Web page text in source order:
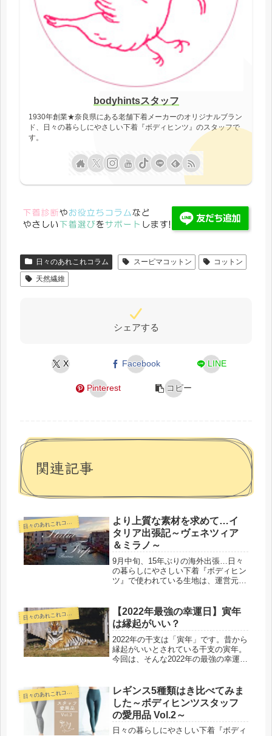
bodyhintsスタッフ
1930年創業★奈良県にある老舗下着メーカーのオリジナルブラン
ド、日々の暮らしにやさしい下着『ボディヒンツ』のスタッフで
す。
日々のあれこれコラム スーピマコットン
コットン
天然繊維
シェアする
X Facebook LINE
Pinterest コピー
関連記事
日
々のあれこれコラム
より上質な素材を求めて…イ
タリア出張記～ヴェネツィア
＆ミラノ～
9月中旬、15年ぶりの海外出張…日々
の暮らしにやさしい下着『ボディヒン
ツ』で使われている生地は、運営元で
希少な編機で生地にしています。今回
の出張は、糸の仕入先の1つである...
日
々のあれこれコラム
【2022年最強の幸運日】寅年
は縁起がいい？
2022年の干支は「寅年」です。昔から
縁起がいいとされている干支の寅年。
今回は、そんな2022年の最強の幸運日
干支の寅は、古来より邪気払いや家族
を守るなど言われ、勇敢で争い...
日
々のあれこれコラム
レギンス5種類はき比べてみま
した～ボディヒンツスタッフ
の愛用品 Vol.2～
日々の暮らしにやさしい下着『ボディ